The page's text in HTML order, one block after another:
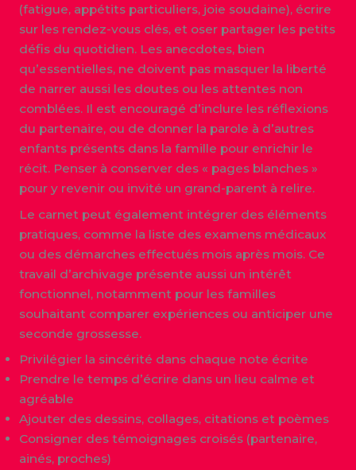
(fatigue, appétits particuliers, joie soudaine), écrire
sur les rendez-vous clés, et oser partager les petits
défis du quotidien. Les anecdotes, bien
qu’essentielles, ne doivent pas masquer la liberté
de narrer aussi les doutes ou les attentes non
comblées. Il est encouragé d’inclure les réflexions
du partenaire, ou de donner la parole à d’autres
enfants présents dans la famille pour enrichir le
récit. Penser à conserver des « pages blanches »
pour y revenir ou invité un grand-parent à relire.
Le carnet peut également intégrer des éléments
pratiques, comme la liste des examens médicaux
ou des démarches effectués mois après mois. Ce
travail d’archivage présente aussi un intérêt
fonctionnel, notamment pour les familles
souhaitant comparer expériences ou anticiper une
seconde grossesse.
Privilégier la sincérité dans chaque note écrite
Prendre le temps d’écrire dans un lieu calme et
agréable
Ajouter des dessins, collages, citations et poèmes
Consigner des témoignages croisés (partenaire,
ainés, proches)